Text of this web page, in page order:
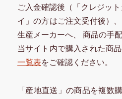
ご入金確認後（「クレジッ
イ」の方はご注文受付後）
生産メーカーへ、 商品の手配
当サイト内で購入された商
一覧表をご確認ください。
「産地直送」の商品を複数